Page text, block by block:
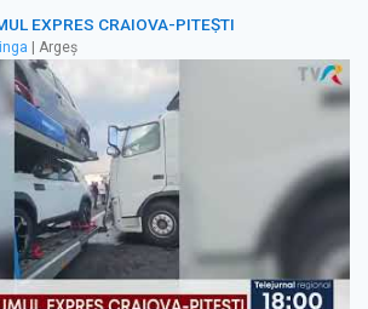
EXPRES CRAIOVA-PITEȘTI
| Argeș